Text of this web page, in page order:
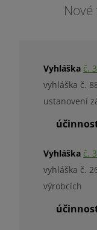
Vyhláška č.
vyhláška č.
ustanovení
Vyhláška č.
vyhláška č.
výrobcích